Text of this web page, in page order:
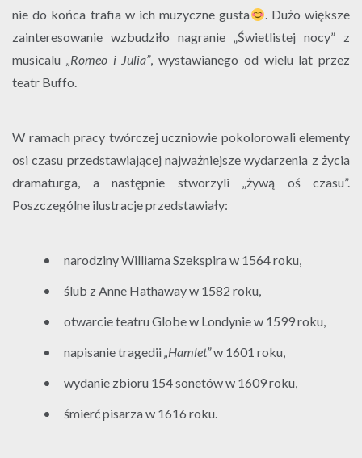
nie do końca trafia w ich muzyczne gusta
. Dużo większe
zainteresowanie wzbudziło nagranie „Świetlistej nocy” z
musicalu „Romeo i Julia”, wystawianego od wielu lat przez
teatr Buffo.
W ramach pracy twórczej uczniowie pokolorowali elementy
osi czasu przedstawiającej najważniejsze wydarzenia z życia
dramaturga, a następnie stworzyli „żywą oś czasu”.
Poszczególne ilustracje przedstawiały:
narodziny Williama Szekspira w 1564 roku,
ślub z Anne Hathaway w 1582 roku,
otwarcie teatru Globe w Londynie w 1599 roku,
napisanie tragedii„Hamlet”w 1601 roku,
wydanie zbioru 154 sonetów w 1609 roku,
śmierć pisarza w 1616 roku.